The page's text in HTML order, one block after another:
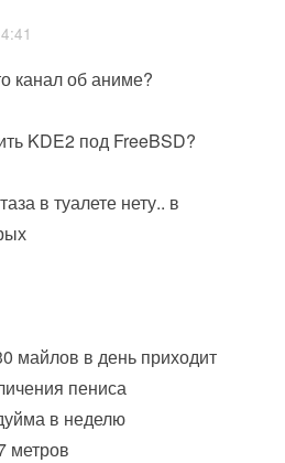
канал об аниме?
KDE2 под FreeBSD?
в туалете нету.. в
майлов в день приходит
пениса
в неделю
метров